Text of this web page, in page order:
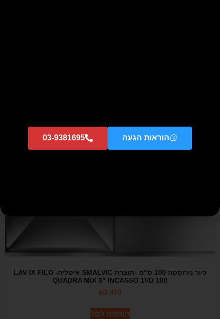
כיור נירוסטה 100 ס"מ -תוצרת SMALVIC איטליה- LAV IX FILO
QUADRA MIX 3” INCASSO 1VD 100
₪2,410
הוספה לסל
הוראות הגעה 03-9381695